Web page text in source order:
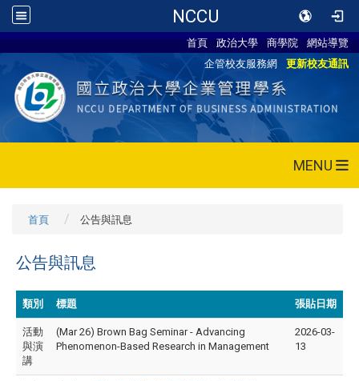
NCCU
首頁 政治大學 商學院
網站導覽
企管校友服務網
更新校友通訊
MENU
首頁 公告與訊息
公告與訊息
類別 標題 張貼日期
活動
與演
講
(Mar 26) Brown Bag Seminar - Advancing
Phenomenon-Based Research in Management
2026-03-
13